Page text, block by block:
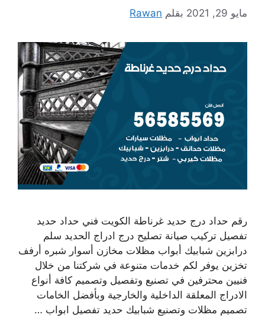
مايو 29, 2021 بقلم Rawan
رقم حداد درج حديد غرناطة الكويت فني حداد حديد
تفصيل تركيب صيانة تصليح درج ادراج الحديد سلم
درابزين شبابيك أبواب مظلات مخازن أسوار شبره أرفف
تخزين يوفر لكم خدمات متنوعة في شركتنا من خلال
فنيين محترفين في تصنيع وتفصيل وتصميم كافة أنواع
الادراج المعلقة الداخلية والخارجية وبأفضل الخامات
تصميم مظلات وتصنيع شبابيك حديد تفصيل ابواب …